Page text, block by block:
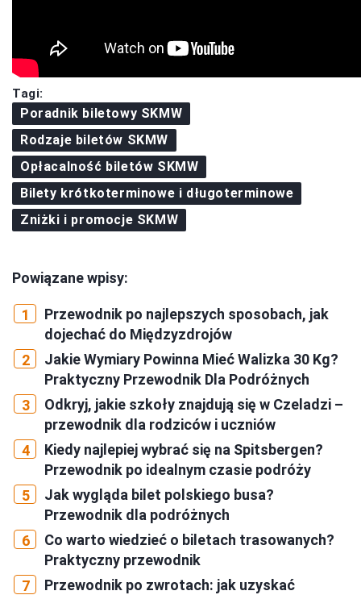
Tagi:
Poradnik biletowy SKMW
Rodzaje biletów SKMW
Opłacalność biletów SKMW
Bilety krótkoterminowe i długoterminowe
Zniżki i promocje SKMW
Powiązane wpisy:
Przewodnik po najlepszych sposobach, jak
dojechać do Międzyzdrojów
Jakie Wymiary Powinna Mieć Walizka 30 Kg?
Praktyczny Przewodnik Dla Podróżnych
Odkryj, jakie szkoły znajdują się w Czeladzi –
przewodnik dla rodziców i uczniów
Kiedy najlepiej wybrać się na Spitsbergen?
Przewodnik po idealnym czasie podróży
Jak wygląda bilet polskiego busa?
Przewodnik dla podróżnych
Co warto wiedzieć o biletach trasowanych?
Praktyczny przewodnik
Przewodnik po zwrotach: jak uzyskać